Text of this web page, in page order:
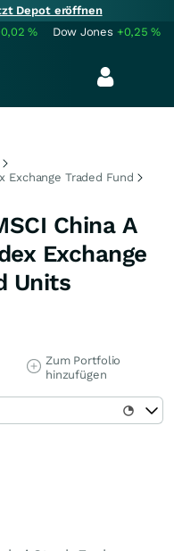
Depot eröffnen
% Dow Jones +0,25%
Exchange Traded Fund
China A
Exchange
Units
Zum Portfolio
hinzufügen